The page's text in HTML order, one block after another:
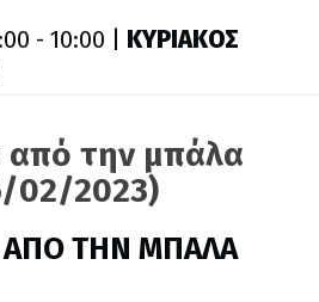
- 10:00 | ΚΥΡΙΑΚΟΣ
από την μπάλα
02/2023)
ΑΠΟ ΤΗΝ ΜΠΑΛΑ